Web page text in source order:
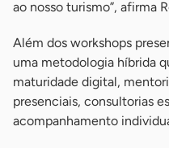
ao nosso turismo”, afirma
Além dos workshops
uma metodologia híbrida
maturidade digital,
presenciais, consultorias
acompanhamento